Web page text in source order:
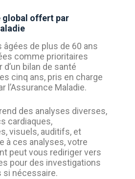
global offert par
âgées de plus de 60 ans
comme prioritaires
bilan de santé
cinq ans, pris en charge
l’Assurance Maladie.
des analyses diverses,
cardiaques,
visuels, auditifs, et
à ces analyses, votre
peut vous rediriger vers
pour des investigations
si nécessaire.